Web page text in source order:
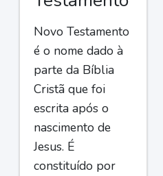
Novo Testamento
é o nome dado à
parte da Bíblia
Cristã que foi
escrita após o
nascimento de
Jesus. É
constituído por